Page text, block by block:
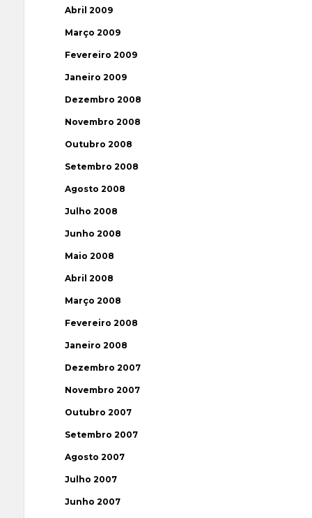
Abril 2009
Março 2009
Fevereiro 2009
Janeiro 2009
Dezembro 2008
Novembro 2008
Outubro 2008
Setembro 2008
Agosto 2008
Julho 2008
Junho 2008
Maio 2008
Abril 2008
Março 2008
Fevereiro 2008
Janeiro 2008
Dezembro 2007
Novembro 2007
Outubro 2007
Setembro 2007
Agosto 2007
Julho 2007
Junho 2007